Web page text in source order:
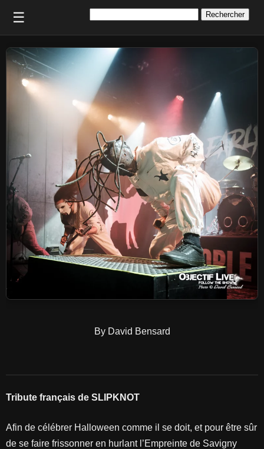
☰
By David Bensard
Tribute français de SLIPKNOT
Afin de célébrer Halloween comme il se doit, et pour être sûr
de se faire frissonner en hurlant l’Empreinte de Savigny